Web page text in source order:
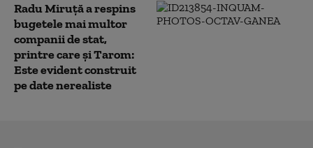
Radu Miruţă a respins
bugetele mai multor
companii de stat,
printre care şi Tarom:
Este evident construit
pe date nerealiste